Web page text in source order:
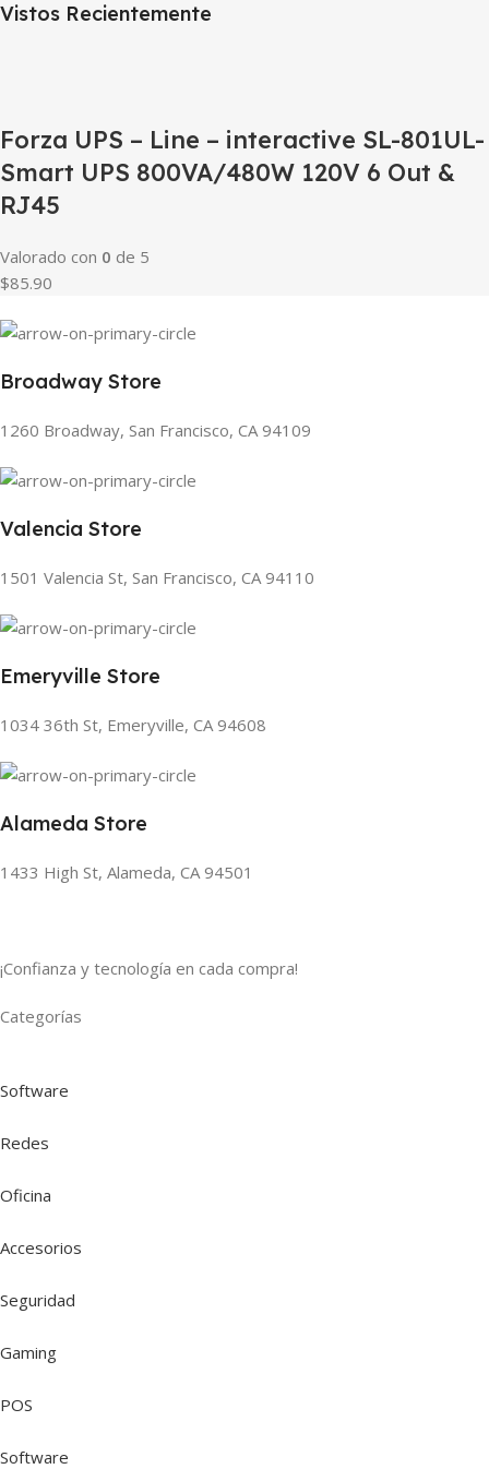
Vistos Recientemente
Forza UPS – Line – interactive SL-801UL-
Smart UPS 800VA/480W 120V 6 Out &
RJ45
Valorado con 0 de 5
$85.90
Broadway Store
1260 Broadway, San Francisco, CA 94109
Valencia Store
1501 Valencia St, San Francisco, CA 94110
Emeryville Store
1034 36th St, Emeryville, CA 94608
Alameda Store
1433 High St, Alameda, CA 94501
¡Confianza y tecnología en cada compra!
Categorías
Software
Redes
Oficina
Accesorios
Seguridad
Gaming
POS
Software